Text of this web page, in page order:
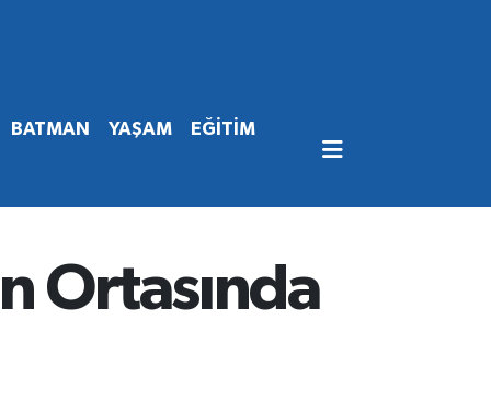
BATMAN YAŞAM EĞİTİM
Ortasında